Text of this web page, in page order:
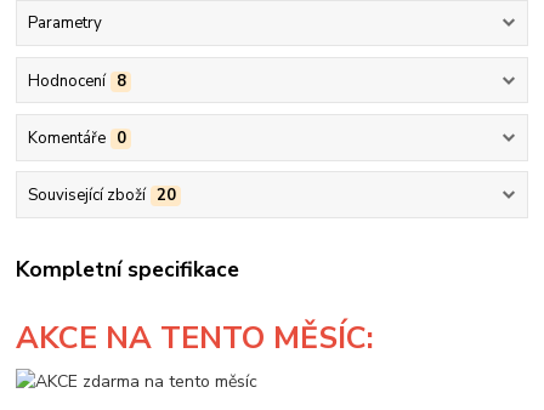
Parametry
Hodnocení 8
Komentáře 0
Související zboží 20
Kompletní specifikace
AKCE NA TENTO MĚSÍC: